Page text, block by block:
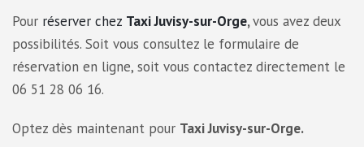
Pour réserver chez Taxi Juvisy-sur-Orge,vous avez deux
possibilités. Soit vous consultez le formulaire de
réservation en ligne, soit vous contactez directement le
06 51 28 06 16.
Optez dès maintenant pour Taxi Juvisy-sur-Orge.